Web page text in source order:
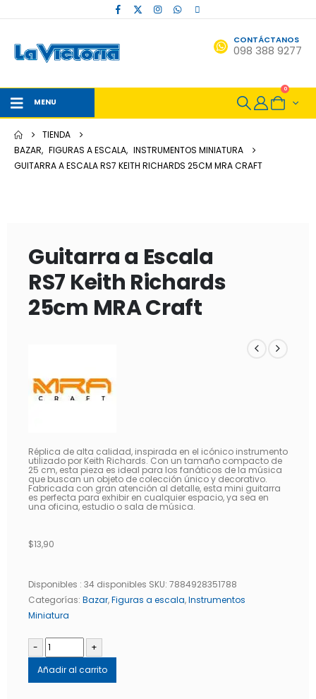
CONTÁCTANOS
098 388 9277
MENU
0
TIENDA
BAZAR, FIGURAS A ESCALA, INSTRUMENTOS MINIATURA
GUITARRA A ESCALA RS7 KEITH RICHARDS 25CM MRA CRAFT
Guitarra a Escala
RS7 Keith Richards
25cm MRA Craft
Réplica de alta calidad, inspirada en el icónico instrumento
utilizado por Keith Richards. Con un tamaño compacto de
25 cm, esta pieza es ideal para los fanáticos de la música
que buscan un objeto de colección único y decorativo.
Fabricada con gran atención al detalle, esta mini guitarra
es perfecta para exhibir en cualquier espacio, ya sea en
una oficina, estudio o sala de música.
$13,90
Disponibles : 34 disponibles SKU: 7884928351788
Categorías: Bazar,Figuras a escala,Instrumentos
Miniatura
-
+
Añadir al carrito